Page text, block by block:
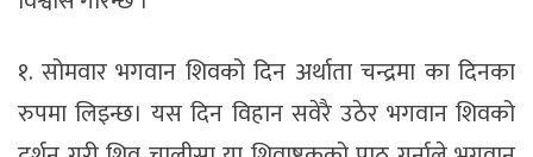
१. सोमवार भगवान शिवको दिन अर्थाता चन्द्रमा का दिनका
रुपमा लिइन्छ। यस दिन विहान सवेरै उठेर भगवान शिवको